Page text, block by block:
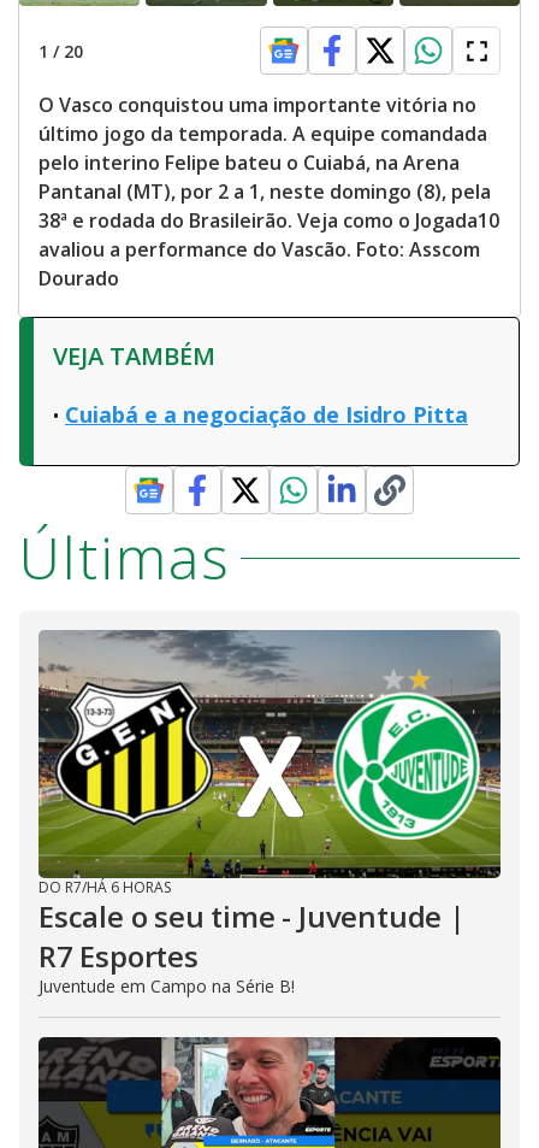
1 / 20
O Vasco conquistou uma importante vitória no
último jogo da temporada. A equipe comandada
pelo interino Felipe bateu o Cuiabá, na Arena
Pantanal (MT), por 2 a 1, neste domingo (8), pela
38ª e rodada do Brasileirão. Veja como o Jogada10
avaliou a performance do Vascão. Foto: Asscom
Dourado
VEJA TAMBÉM
Cuiabá e a negociação de Isidro Pitta
Últimas
DO R7/HÁ 6 HORAS
Escale o seu time - Juventude |
R7 Esportes
Juventude em Campo na Série B!